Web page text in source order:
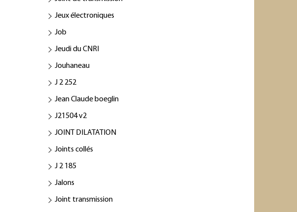
Jeux électroniques
Job
Jeudi du CNRI
Jouhaneau
J 2 252
Jean Claude boeglin
J21504 v2
JOINT DILATATION
Joints collés
J 2 185
Jalons
Joint transmission